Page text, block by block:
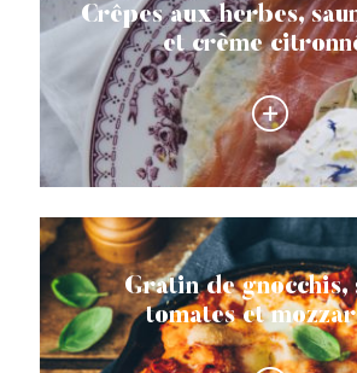
Crêpes aux herbes,
et crème
Gratin de gnocchis,
tomates et